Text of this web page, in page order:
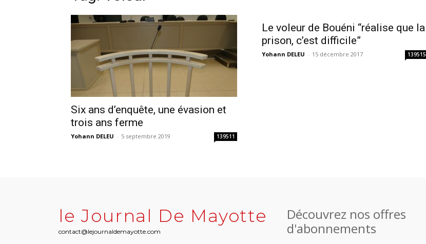
Six ans d’enquête, une évasion et
trois ans ferme
Yohann DELEU - 5 septembre 2019 139511
Le voleur de Bouéni “réalise que la
prison, c’est difficile”
Yohann DELEU - 15 décembre 2017 139515
le Journal De Mayotte
contact@lejournaldemayotte.com
Découvrez nos offres
d'abonnements